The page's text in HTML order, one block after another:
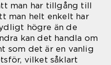
man har tillgång till
man helt enkelt har
högre än de
kan det handla om
som det är en vanlig
vilket såklart